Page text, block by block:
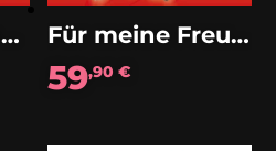
Frühlingserwachen (Walzer) Für meine Freunde (Solo Tenorhorn)
59,90 €